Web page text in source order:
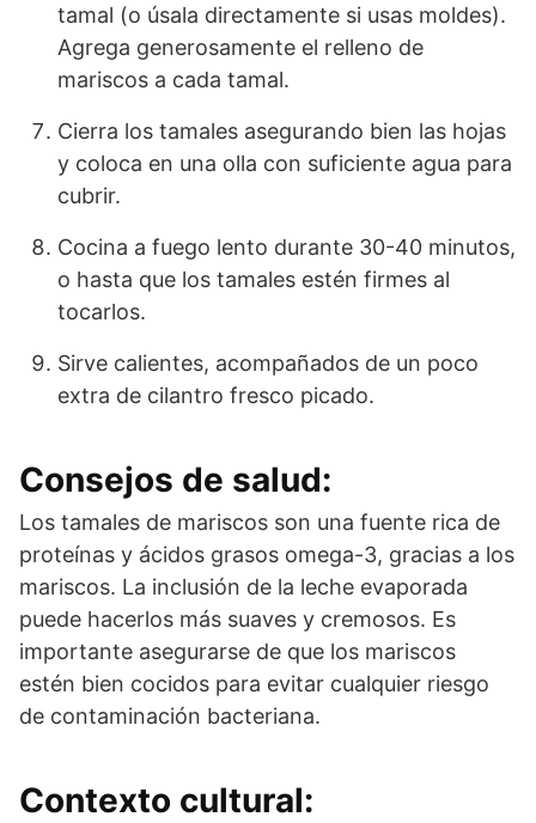
tamal (o úsala directamente si usas moldes).
Agrega generosamente el relleno de
mariscos a cada tamal.
Cierra los tamales asegurando bien las hojas
y coloca en una olla con suficiente agua para
cubrir.
Cocina a fuego lento durante 30-40 minutos,
o hasta que los tamales estén firmes al
tocarlos.
Sirve calientes, acompañados de un poco
extra de cilantro fresco picado.
Consejos de salud:
Los tamales de mariscos son una fuente rica de
proteínas y ácidos grasos omega-3, gracias a los
mariscos. La inclusión de la leche evaporada
puede hacerlos más suaves y cremosos. Es
importante asegurarse de que los mariscos
estén bien cocidos para evitar cualquier riesgo
de contaminación bacteriana.
Contexto cultural: